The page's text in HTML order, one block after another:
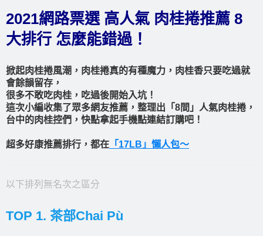
2021網路票選 高人氣 肉桂捲推薦 8
大排行 怎麼能錯過！
掀起肉桂捲風潮，肉桂捲真的有種魔力，肉桂香只要吃過就
會餘韻留存，
很多不敢吃肉桂，吃過後開始入坑！
這次小編收集了眾多網友推薦，整理出「8間」人氣肉桂捲，
台中的肉桂控們，快點拿起手機點連結訂購吧！
超多好康推薦排行，都在 「17LB」懶人包～
以下排列無名次之區分
TOP 1. 茶部Chai Pù